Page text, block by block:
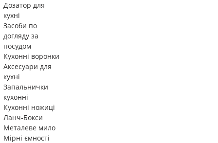
Дозатор для
кухні
Засоби по
догляду за
посудом
Кухонні воронки
Аксесуари для
кухні
Запальнички
кухонні
Кухонні ножиці
Ланч-Бокси
Металеве мило
Мірні ємності